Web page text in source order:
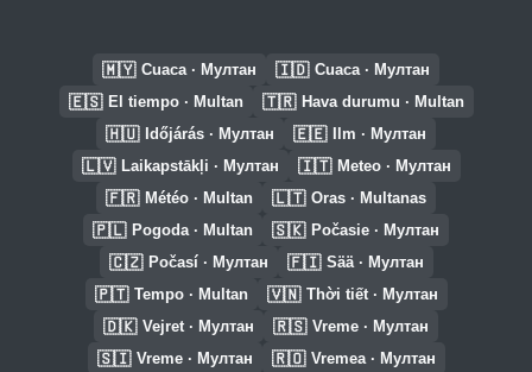
🇲🇾 Cuaca · Мултан 🇮🇩 Cuaca · Мултан
🇪🇸 El tiempo · Multan 🇹🇷 Hava durumu · Multan
🇭🇺 Időjárás · Мултан 🇪🇪 Ilm · Мултан
🇱🇻 Laikapstākļi · Мултан 🇮🇹 Meteo · Мултан
🇫🇷 Météo · Multan 🇱🇹 Oras · Multanas
🇵🇱 Pogoda · Multan 🇸🇰 Počasie · Мултан
🇨🇿 Počasí · Мултан 🇫🇮 Sää · Мултан
🇵🇹 Tempo · Multan 🇻🇳 Thời tiết · Мултан
🇩🇰 Vejret · Мултан 🇷🇸 Vreme · Мултан
🇸🇮 Vreme · Мултан 🇷🇴 Vremea · Мултан